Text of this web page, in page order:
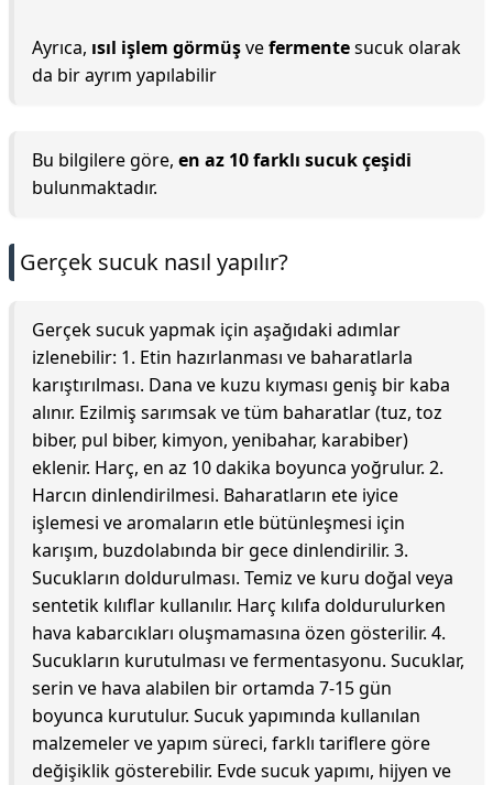
Ayrıca, ısıl işlem görmüşvefermentesucuk olarak
da bir ayrım yapılabilir
Bu bilgilere göre, en az 10 farklı sucuk çeşidi
bulunmaktadır.
Gerçek sucuk nasıl yapılır?
Gerçek sucuk yapmak için aşağıdaki adımlar
izlenebilir: 1. Etin hazırlanması ve baharatlarla
karıştırılması. Dana ve kuzu kıyması geniş bir kaba
alınır. Ezilmiş sarımsak ve tüm baharatlar (tuz, toz
biber, pul biber, kimyon, yenibahar, karabiber)
eklenir. Harç, en az 10 dakika boyunca yoğrulur. 2.
Harcın dinlendirilmesi. Baharatların ete iyice
işlemesi ve aromaların etle bütünleşmesi için
karışım, buzdolabında bir gece dinlendirilir. 3.
Sucukların doldurulması. Temiz ve kuru doğal veya
sentetik kılıflar kullanılır. Harç kılıfa doldurulurken
hava kabarcıkları oluşmamasına özen gösterilir. 4.
Sucukların kurutulması ve fermentasyonu. Sucuklar,
serin ve hava alabilen bir ortamda 7-15 gün
boyunca kurutulur. Sucuk yapımında kullanılan
malzemeler ve yapım süreci, farklı tariflere göre
değişiklik gösterebilir. Evde sucuk yapımı, hijyen ve